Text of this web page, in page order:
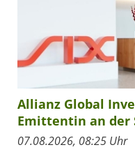
Allianz Global
Emittentin an der
07.08.2026, 08:25 Uhr